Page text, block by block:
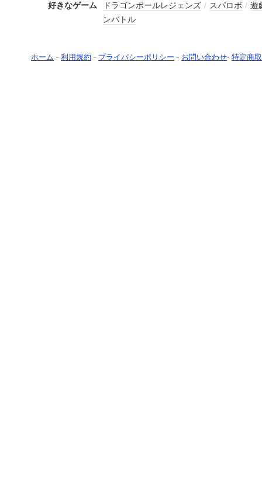
好きなゲーム ドラゴンボールレジェンズ / スパロボ / 遊
ンバトル
ホーム - 利用規約 - プライバシーポリシー - お問い合わせ- 特定商